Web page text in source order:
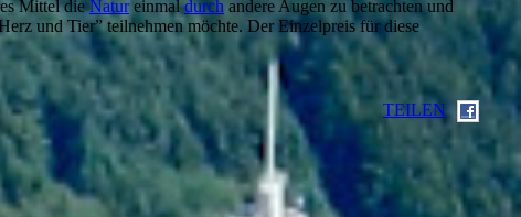
Mittel die Natureinmaldurch andere Augen zu betrachten und
und Tier” teilnehmen möchte. Der Einzelpreis für diese
TEILEN